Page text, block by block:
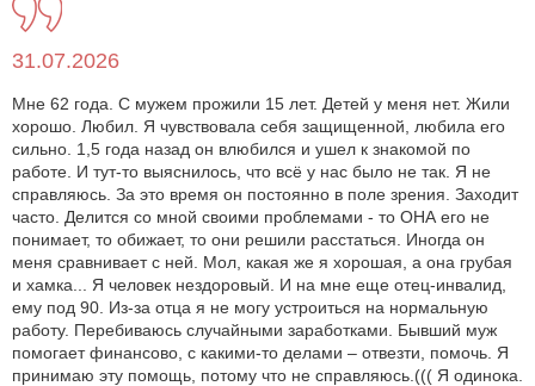
31.07.2026
Мне 62 года. С мужем прожили 15 лет. Детей у меня нет. Жили
хорошо. Любил. Я чувствовала себя защищенной, любила его
сильно. 1,5 года назад он влюбился и ушел к знакомой по
работе. И тут-то выяснилось, что всё у нас было не так. Я не
справляюсь. За это время он постоянно в поле зрения. Заходит
часто. Делится со мной своими проблемами - то ОНА его не
понимает, то обижает, то они решили расстаться. Иногда он
меня сравнивает с ней. Мол, какая же я хорошая, а она грубая
и хамка... Я человек нездоровый. И на мне еще отец-инвалид,
ему под 90. Из-за отца я не могу устроиться на нормальную
работу. Перебиваюсь случайными заработками. Бывший муж
помогает финансово, с какими-то делами – отвезти, помочь. Я
принимаю эту помощь, потому что не справляюсь.((( Я одинока.